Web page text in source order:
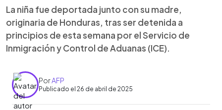
La niña fue deportada junto con su madre,
originaria de Honduras, tras ser detenida a
principios de esta semana por el Servicio de
Inmigración y Control de Aduanas (ICE).
PorAFP
Publicado el 26 de abril de 2025